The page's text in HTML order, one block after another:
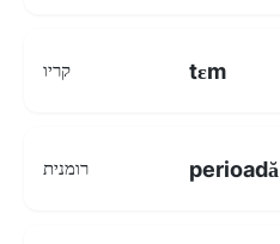
קריו tɛm
רומנית perioadă